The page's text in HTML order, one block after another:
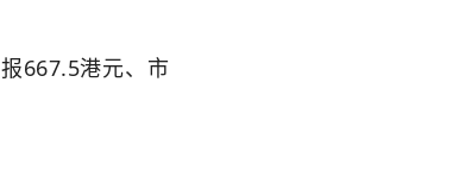
667.5港元、市